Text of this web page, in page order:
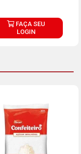
FAÇA SEU
LOGIN